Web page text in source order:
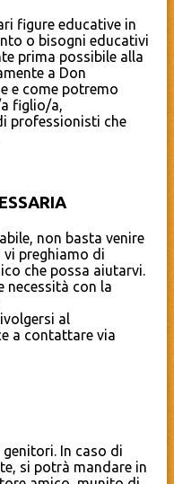
figure educative in
o bisogni educativi
prima possibile alla
a Don
e come potremo
figlio/a,
professionisti che
non basta venire
preghiamo di
che possa aiutarvi.
necessità con la
al
a contattare via
In caso di
si potrà mandare in